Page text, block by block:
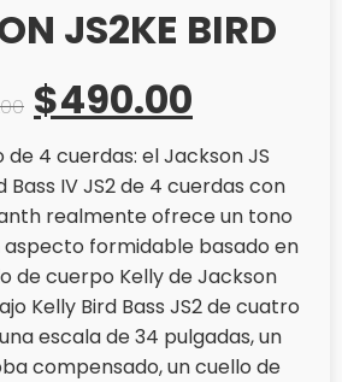
JS2KE BIRD
El
precio
original
era:
$545.00.
$490.00
precio
actual
es:
4 cuerdas: el Jackson JS
Bass IV JS2 de 4 cuerdas con
realmente ofrece un tono
aspecto formidable basado en
de cuerpo Kelly de Jackson
Kelly Bird Bass JS2 de cuatro
escala de 34 pulgadas, un
compensado, un cuello de